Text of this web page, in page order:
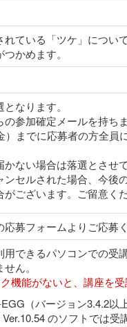
ている「ツケ」につい
かめます。
なります。
参加確定メールを持ち
）までに応募者の方全員
ない場合は落選とさせ
ンセルされた場合、今後
ございます。ご留意くだ
募フォームよりご応募く
用できるパソコンでの受
ん。
機能がないと、講座を受
（バージョン3.4.2以
のソフトでは受